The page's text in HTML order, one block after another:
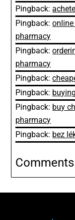
Pingback:
Pingback:
pharmacy
Pingback:
pharmacy
Pingback:
Pingback:
Pingback: buy
pharmacy
Pingback: bez